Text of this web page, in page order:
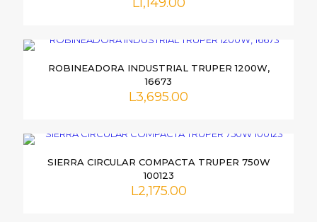
campos obligatorios están marcados con
Tu
puntuación
ROBINEADORA INDUSTRIAL TRUPER 1200W,
16673
L3,695.00
SIERRA CIRCULAR COMPACTA TRUPER 750W
100123
L2,175.00